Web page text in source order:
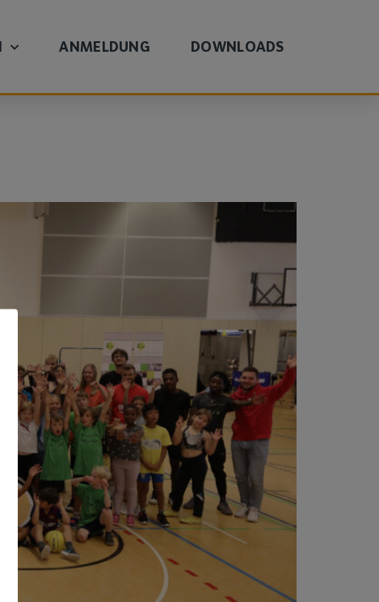
ANMELDUNG DOWNLOADS